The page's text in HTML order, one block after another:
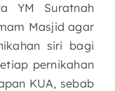
YM Suratnah
Masjid agar
siri bagi
pernikahan
KUA, sebab